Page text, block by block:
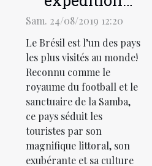
idyllique !
Sam. 24/08/2019 12:20
Le Brésil est l’un des pays
les plus visités au monde!
Reconnu comme le
royaume du football et le
sanctuaire de la Samba,
ce pays séduit les
touristes par son
magnifique littoral, son
exubérante et sa culture